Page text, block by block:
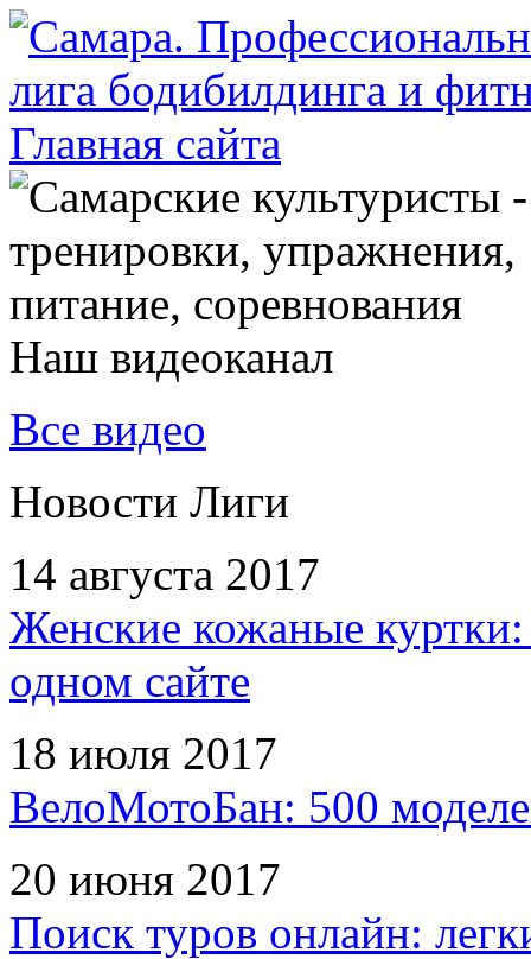
Наш видеоканал
Все видео
Новости Лиги
14 августа 2017
Женские кожаные
одном сайте
18 июля 2017
ВелоМотоБан: 500
20 июня 2017
Поиск туров онлайн: